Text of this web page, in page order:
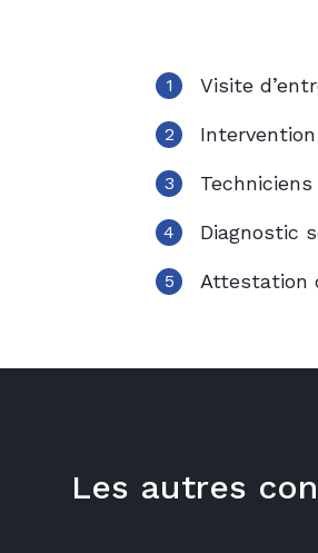
1 Visite
2
3
4 Diagnostic
5 Attestation
Les autres